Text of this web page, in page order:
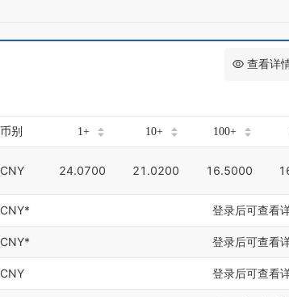
查看详
币别 1+ 10+ 100+
CNY 24.0700 21.0200 16.5000
CNY* 登录后可查看
CNY* 登录后可查看
CNY 登录后可查看